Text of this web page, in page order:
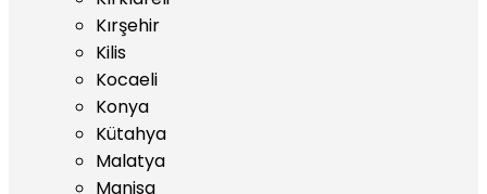
Kırşehir
Kilis
Kocaeli
Konya
Kütahya
Malatya
Manisa